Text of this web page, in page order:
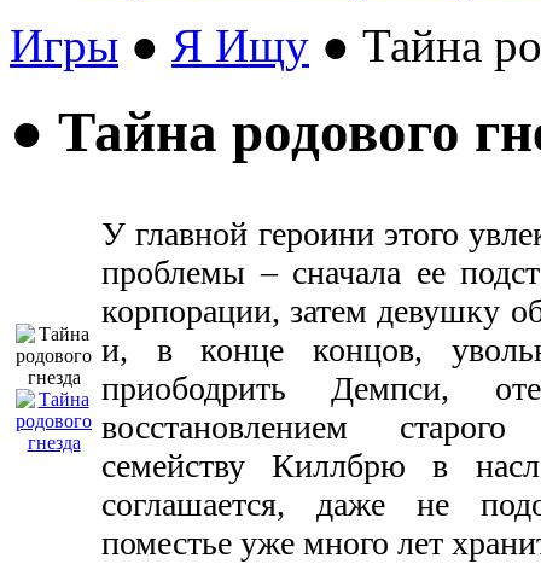
Игры ● Я Ищу ● Тайна
● Тайна родового
У главной героини этого
проблемы – сначала ее
корпорации, затем девушку
и, в конце концов,
приободрить Демпси,
восстановлением
семейству Киллбрю в
соглашается, даже не
поместье уже много лет